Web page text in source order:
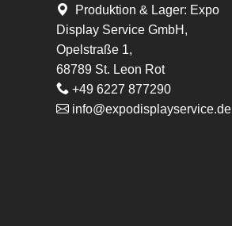
Produktion & Lager: Expo
Display Service GmbH,
Opelstraße 1,
68789 St. Leon Rot
+49 6227 877290
info@expodisplayservice.de